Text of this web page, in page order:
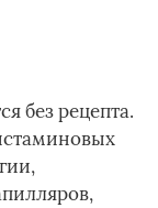
без рецепта.